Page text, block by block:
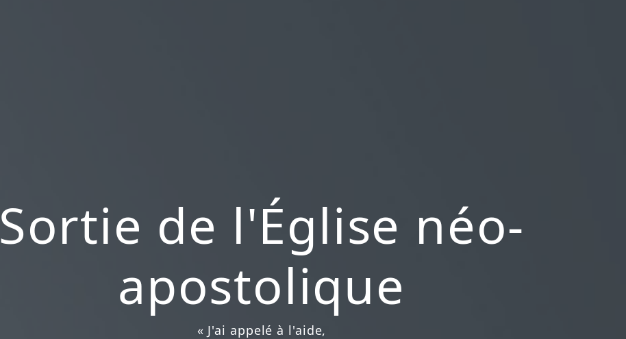
Sortie de l'Église néo-
apostolique
« J'ai appelé à l'aide,